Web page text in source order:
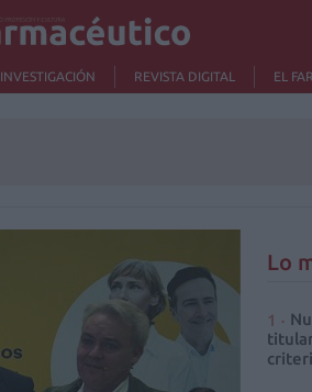
REVISTA DIGITAL EL
Lo